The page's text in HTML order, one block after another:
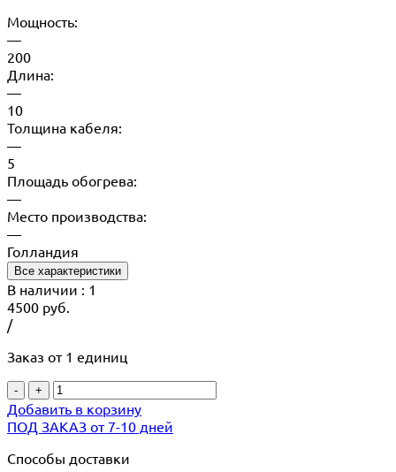
Мощность:
—
200
Длина:
—
10
Толщина кабеля:
—
5
Площадь обогрева:
—
Место производства:
—
Голландия
Все характеристики
В наличии : 1
4500 руб.
/
Заказ от 1 единиц
- +
Добавить в корзину
ПОД ЗАКАЗ от 7-10 дней
Способы доставки